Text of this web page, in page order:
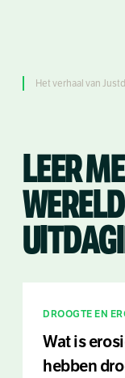
Het verhaal van
LEER
DROOGTE EN
Wat is
hebben